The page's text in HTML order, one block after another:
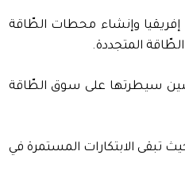
إفريقيا وإنشاء محطات الطّاقة
المتجددة.
سيطرتها على سوق الطّاقة
تبقى الابتكارات المستمرة في